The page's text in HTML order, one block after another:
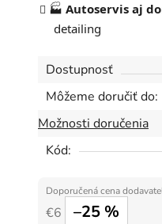
🏭 Autoservis aj
detailing
Dostupnosť
Môžeme doručiť do:
Možnosti doručenia
Kód:
€6 –25 %